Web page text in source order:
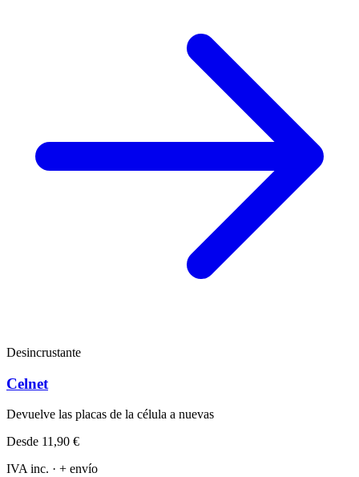
Desincrustante
Celnet
Devuelve las placas de la célula a nuevas
Desde 11,90 €
IVA inc. · + envío